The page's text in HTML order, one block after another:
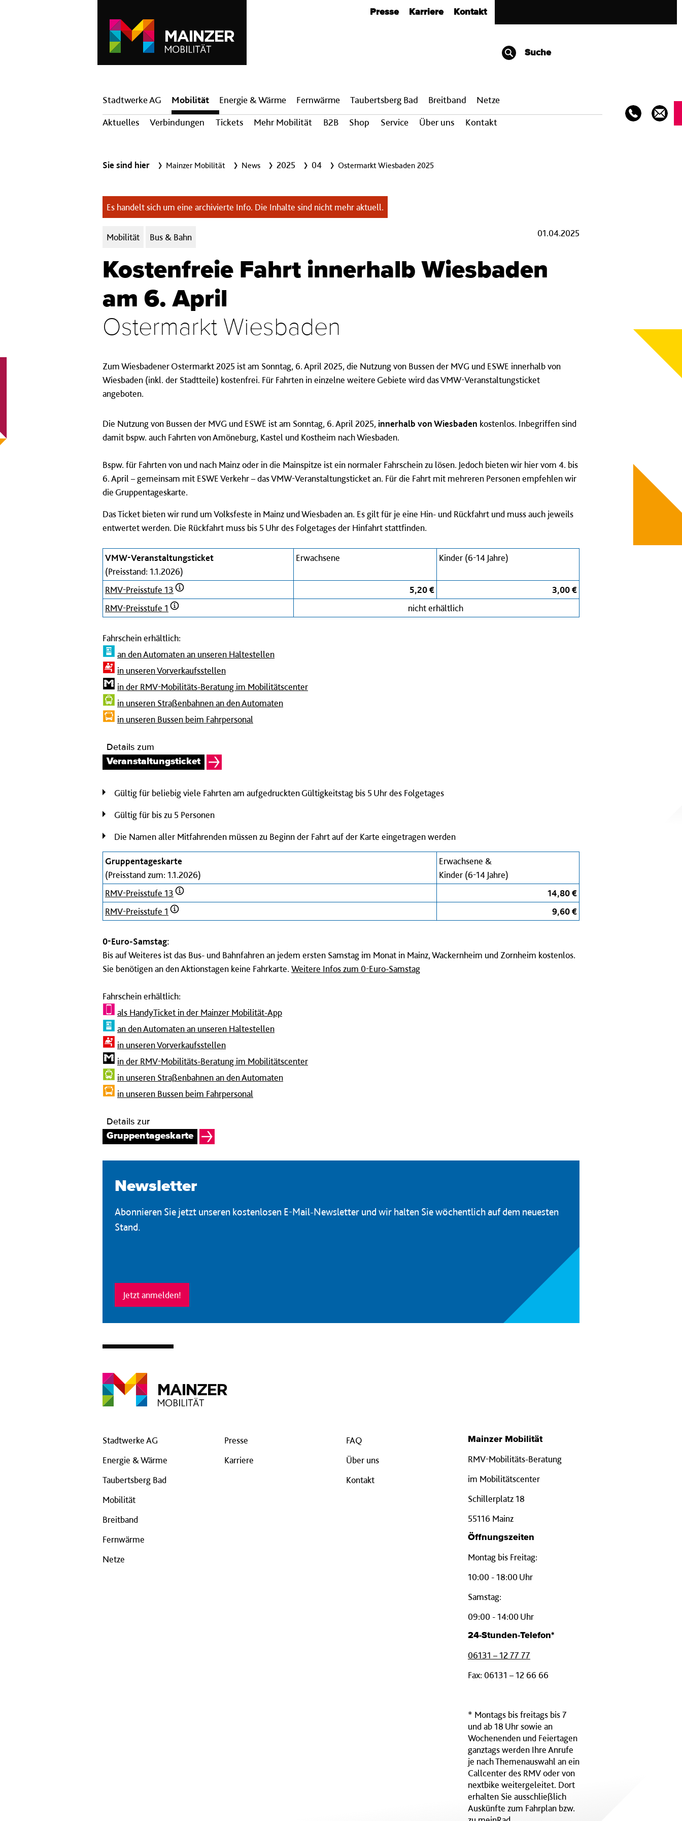
Presse Karriere Kontakt
Suche
Hauptnavigation
Stadtwerke AG
Mobilität
Aktuelles
Verbindungen Tickets Mehr Mobilität B2B Shop Service Über uns Kontakt
Energie & Wärme Fern­wärme Taubertsberg Bad Breit­band Netze
Sie sind hier Mainzer Mobilität News 2025 04 Ostermarkt Wiesbaden 2025
Es handelt sich um eine archivierte Info. Die Inhalte sind nicht mehr aktuell.
Kategorien:
Mobilität Bus & Bahn 01.04.2025
Kostenfreie Fahrt innerhalb Wiesbaden
am 6. April
Ostermarkt Wiesbaden
Zum Wiesbadener Ostermarkt 2025 ist am Sonntag, 6. April 2025, die Nutzung von Bussen der MVG und ESWE innerhalb von
Wiesbaden (inkl. der Stadtteile) kostenfrei. Für Fahrten in einzelne weitere Gebiete wird das VMW-Veranstaltungsticket
angeboten.
Die Nutzung von Bussen der MVG und ESWE ist am Sonntag, 6. April 2025, innerhalb von Wiesbaden kostenlos. Inbegriffen sind
damit bspw. auch Fahrten von Amöneburg, Kastel und Kostheim nach Wiesbaden.
Bspw. für Fahrten von und nach Mainz oder in die Mainspitze ist ein normaler Fahrschein zu lösen. Jedoch bieten wir hier vom 4. bis
6. April – gemeinsam mit ESWE Verkehr – das VMW-Veranstaltungsticket an. Für die Fahrt mit mehreren Personen empfehlen wir
die Gruppentageskarte.
Das Ticket bieten wir rund um Volksfeste in Mainz und Wiesbaden an. Es gilt für je eine Hin- und Rückfahrt und muss auch jeweils
entwertet werden. Die Rückfahrt muss bis 5 Uhr des Folgetages der Hinfahrt stattfinden.
VMW-Veranstaltungsticket
(Preisstand: 1.1.2026)
Erwachsene Kinder (6-14 Jahre)
RMV-Preisstufe 13 5,20 €
3,00 €
RMV-Preisstufe 1
nicht erhältlich
Fahrschein erhältlich:
an den Automaten an unseren Haltestellen
in unseren Vorverkaufsstellen
in der RMV-Mobilitäts-Beratung im Mobilitätscenter
in unseren Straßenbahnen an den Automaten
in unseren Bussen beim Fahrpersonal
Details zum
Veranstaltungsticket
Gültig für beliebig viele Fahrten am aufgedruckten Gültigkeitstag bis 5 Uhr des Folgetages
Gültig für bis zu 5 Personen
Die Namen aller Mitfahrenden müssen zu Beginn der Fahrt auf der Karte eingetragen werden
Gruppentageskarte
(Preisstand zum: 1.1.2026)
Erwachsene &
Kinder (6-14 Jahre)
RMV-Preisstufe 13
14,80 €
RMV-Preisstufe 1
9,60 €
0-Euro-Samstag:
Bis auf Weiteres ist das Bus- und Bahnfahren an jedem ersten Samstag im Monat in Mainz, Wackernheim und Zornheim kostenlos.
Sie benötigen an den Aktionstagen keine Fahrkarte. Weitere Infos zum 0-Euro-Samstag
Fahrschein erhältlich:
als HandyTicket in der Mainzer Mobilität-App
an den Automaten an unseren Haltestellen
in unseren Vorverkaufsstellen
in der RMV-Mobilitäts-Beratung im Mobilitätscenter
in unseren Straßenbahnen an den Automaten
in unseren Bussen beim Fahrpersonal
Details zur
Gruppentageskarte
Newsletter
Abonnieren Sie jetzt unseren kostenlosen E-Mail-Newsletter und wir halten Sie wöchentlich auf dem neuesten
Stand.
Jetzt anmelden!
Stadtwerke AG
Energie & Wärme
Taubertsberg Bad
Mobilität
Breitband
Fernwärme
Netze
Presse
Karriere
FAQ
Über uns
Kontakt
Mainzer Mobilität
RMV-Mobilitäts-Beratung
im Mobilitätscenter
Schillerplatz 18
55116 Mainz
Öffnungszeiten
Montag bis Freitag:
10:00 - 18:00 Uhr
Samstag:
09:00 - 14:00 Uhr
24-Stunden-Telefon*
06131 – 12 77 77
Fax: 06131 – 12 66 66
* Montags bis freitags bis 7
und ab 18 Uhr sowie an
Wochenenden und Feiertagen
ganztags werden Ihre Anrufe
je nach Themenauswahl an ein
Callcenter des RMV oder von
nextbike weitergeleitet. Dort
erhalten Sie ausschließlich
Auskünfte zum Fahrplan bzw.